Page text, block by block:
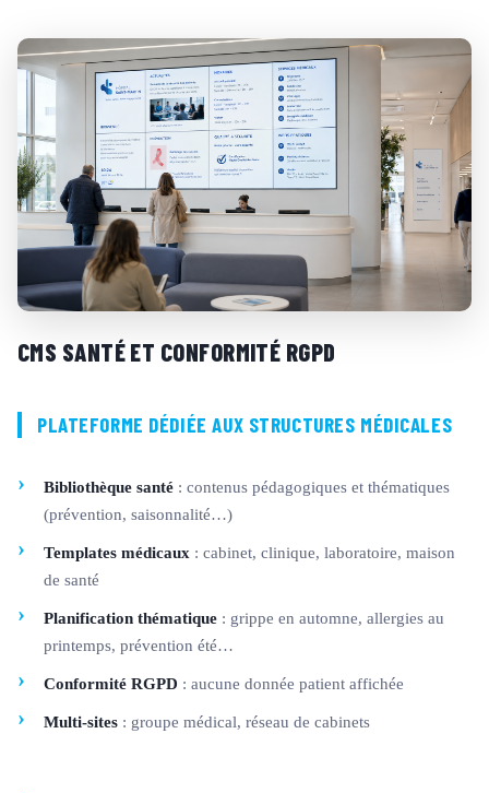
CMS SANTÉ ET CONFORMITÉ RGPD
PLATEFORME DÉDIÉE AUX STRUCTURES MÉDICALES
Bibliothèque santé : contenus pédagogiques et thématiques
(prévention, saisonnalité…)
Templates médicaux : cabinet, clinique, laboratoire, maison
de santé
Planification thématique : grippe en automne, allergies au
printemps, prévention été…
Conformité RGPD : aucune donnée patient affichée
Multi-sites : groupe médical, réseau de cabinets